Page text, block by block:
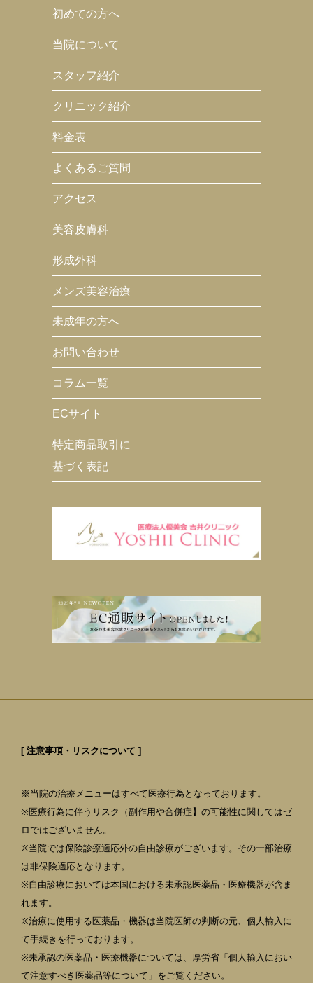
初めての方へ
当院について
スタッフ紹介
クリニック紹介
料金表
よくあるご質問
アクセス
美容皮膚科
形成外科
メンズ美容治療
未成年の方へ
お問い合わせ
コラム一覧
ECサイト
特定商品取引に
基づく表記
[ 注意事項・リスクについて ]
※当院の治療メニューはすべて医療行為となっております。
※医療行為に伴うリスク（副作用や合併症】の可能性に関してはゼ
ロではございません。
※当院では保険診療適応外の自由診療がございます。その一部治療
は非保険適応となります。
※自由診療においては本国における未承認医薬品・医療機器が含ま
れます。
※治療に使用する医薬品・機器は当院医師の判断の元、個人輸入に
て手続きを行っております。
※未承認の医薬品・医療機器については、厚労省「個人輸入におい
て注意すべき医薬品等について」をご覧ください。